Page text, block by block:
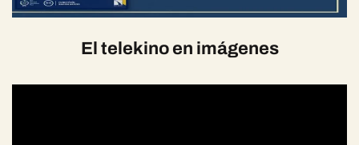
El telekino en imágenes